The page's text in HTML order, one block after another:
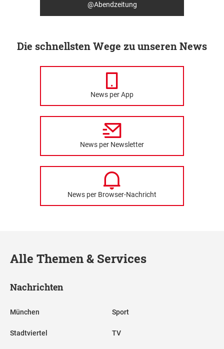
@Abendzeitung
Die schnellsten Wege zu unseren News
News per App
News per Newsletter
News per Browser-Nachricht
Alle Themen & Services
Nachrichten
München
Stadtviertel
Sport
TV